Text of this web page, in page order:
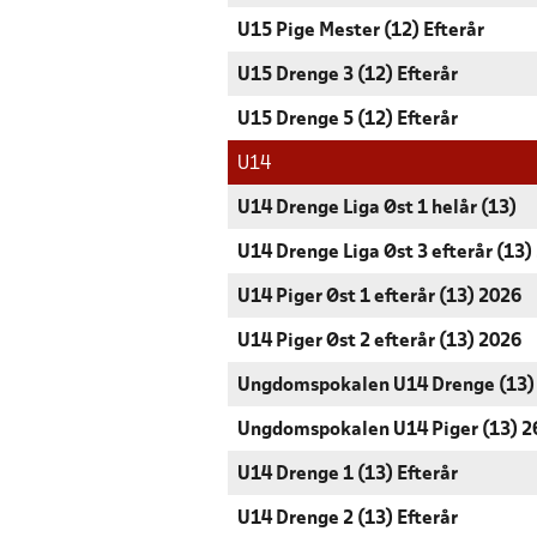
U15 Pige Mester (12) Efterår
U15 Drenge 3 (12) Efterår
U15 Drenge 5 (12) Efterår
U14
U14 Drenge Liga Øst 1 helår (13)
U14 Drenge Liga Øst 3 efterår (13)
U14 Piger Øst 1 efterår (13) 2026
U14 Piger Øst 2 efterår (13) 2026
Ungdomspokalen U14 Drenge
Ungdomspokalen U14 Piger (13)
U14 Drenge 1 (13) Efterår
U14 Drenge 2 (13) Efterår